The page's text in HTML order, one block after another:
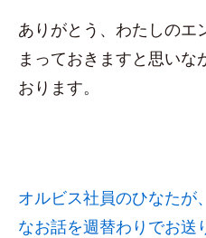
ありがとう、わたしのエ
まっておきますと思いな
おります。
オルビス社員のひなたが
なお話を週替わりでお送